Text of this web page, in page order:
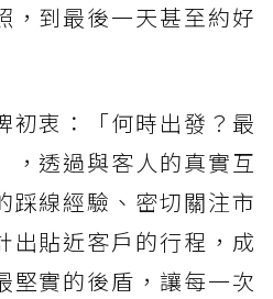
，到最後一天甚至約好
初衷：「何時出發？最
，透過與客人的真實互
踩線經驗、密切關注市
出貼近客戶的行程，成
堅實的後盾，讓每一次